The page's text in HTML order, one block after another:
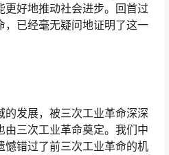
好地推动社会进步。回首过
，已经毫无疑问地证明了这一
的发展，被三次工业革命深深
由三次工业革命奠定。我们中
憾错过了前三次工业革命的机